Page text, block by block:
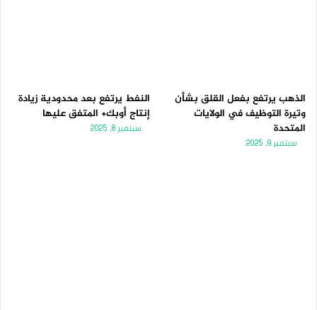
الذهب يرتفع بفعل القلق بشأن
وتيرة التوظيف في الولايات
المتحدة
سبتمبر 9, 2025
النفط يرتفع بعد محدودية زيادة
إنتاج أوبك+ المتفق عليها
سبتمبر 8, 2025